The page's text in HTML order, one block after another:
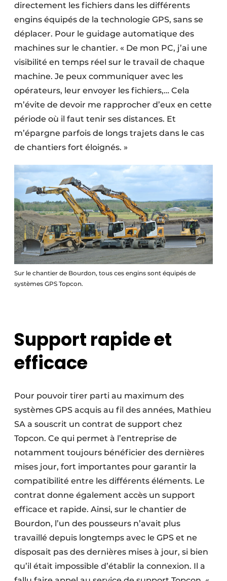
directement les fichiers dans les différents
engins équipés de la technologie GPS, sans se
déplacer. Pour le guidage automatique des
machines sur le chantier. « De mon PC, j’ai une
visibilité en temps réel sur le travail de chaque
machine. Je peux communiquer avec les
opérateurs, leur envoyer les fichiers,… Cela
m’évite de devoir me rapprocher d’eux en cette
période où il faut tenir ses distances. Et
m’épargne parfois de longs trajets dans le cas
de chantiers fort éloignés. »
Sur le chantier de Bourdon, tous ces engins sont équipés de
systèmes GPS Topcon.
Support rapide et
efficace
Pour pouvoir tirer parti au maximum des
systèmes GPS acquis au fil des années, Mathieu
SA a souscrit un contrat de support chez
Topcon. Ce qui permet à l’entreprise de
notamment toujours bénéficier des dernières
mises jour, fort importantes pour garantir la
compatibilité entre les différents éléments. Le
contrat donne également accès un support
efficace et rapide. Ainsi, sur le chantier de
Bourdon, l’un des pousseurs n’avait plus
travaillé depuis longtemps avec le GPS et ne
disposait pas des dernières mises à jour, si bien
qu’il était impossible d’établir la connexion. Il a